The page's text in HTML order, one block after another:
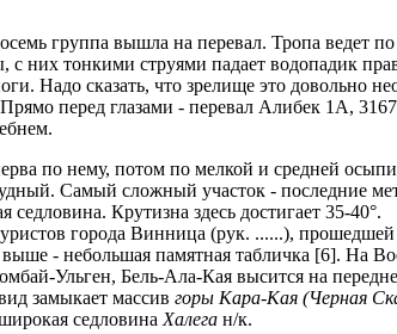
группа вышла на перевал. Тропа ведет
них тонкими струями падает водопадик
Надо сказать, что зрелище это довольно
перед глазами - перевал Алибек 1А,
по нему, потом по мелкой и средней осыпи
Самый сложный участок - последние
Крутизна здесь достигает 35-40°.
города Винница (рук. ......), прошедшей
выше - небольшая памятная табличка [6]. На
Ульген, Бель-Ала-Кая высится на
замыкает массивгоры Кара-Кая (Черная
седловинаХалега н/к.